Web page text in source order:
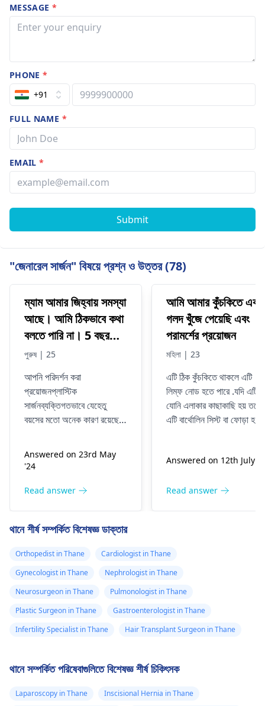
MESSAGE *
PHONE*
+91
FULL NAME *
EMAIL*
Submit
"জেনারেল সার্জন" বিষয়ে প্রশ্ন ও উত্তর (78)
ম্যাম আমার জিহ্বায় সমস্যা
আছে। আমি ঠিকভাবে কথা
বলতে পারি না। 5 বছর
আগে আমি আমার জিভ টাই
অপারেশন করেছিলাম। দয়া
করে আমাকে বলুন যে
প্লাস্টিক সার্জারি আমাকে
সঠিকভাবে কথা বলতে
পুরুষ | 25
আপনি পরিদর্শন করা
প্রয়োজনপ্লাস্টিক
সার্জনব্যক্তিগতভাবে যেহেতু
বয়সের মতো অনেক কারণ রয়েছে যা
Answered on 23rd May
'24
Read answer
আমি আমার কুঁচকিতে
গলদ খুঁজে পেয়েছি এবং
পরামর্শের প্রয়োজন
মহিলা | 23
এটি ঠিক কুঁচকিতে থাকলে এটি
লিম্ফ নোড হতে পারে .যদি এটি
যোনি এলাকার কাছাকাছি হয় তবে
এটি বার্থোলিন সিস্ট বা ফোড়া হতে
Answered on 12th July
Read answer
থানে শীর্ষ সম্পর্কিত বিশেষজ্ঞ ডাক্তার
Orthopedist in Thane
Cardiologist in Thane
Gynecologist in Thane
Nephrologist in Thane
Neurosurgeon in Thane
Pulmonologist in Thane
Plastic Surgeon in Thane
Gastroenterologist in Thane
Infertility Specialist in Thane
Hair Transplant Surgeon in Thane
থানে সম্পর্কিত পরিষেবাগুলিতে বিশেষজ্ঞ শীর্ষ চিকিৎসক
Laparoscopy in Thane
Inscisional Hernia in Thane